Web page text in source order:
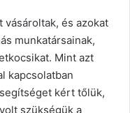
és azokat
munkatársainak,
Mint azt
kapcsolatban
kért tőlük,
szükségük a